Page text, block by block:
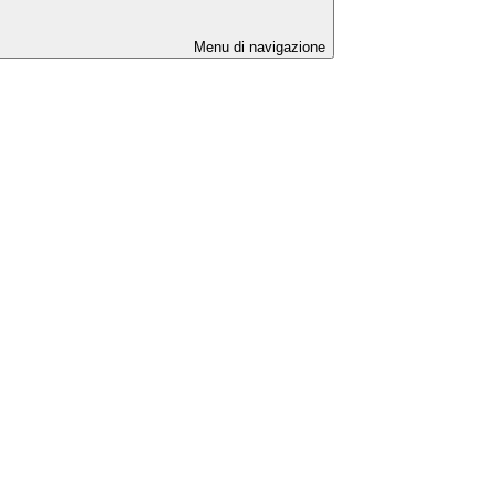
Menu di navigazione